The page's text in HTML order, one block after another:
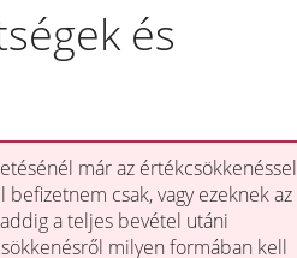
és
már az értékcsökkenéssel
csak, vagy ezeknek az
a teljes bevétel utáni
milyen formában kell